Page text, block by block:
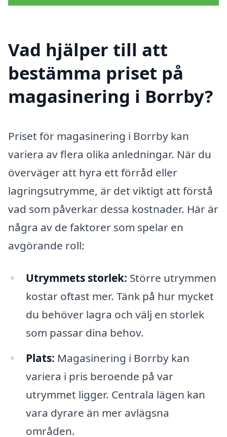
Vad hjälper till att
bestämma priset på
magasinering i Borrby?
Priset för magasinering i Borrby kan
variera av flera olika anledningar. När du
överväger att hyra ett förråd eller
lagringsutrymme, är det viktigt att förstå
vad som påverkar dessa kostnader. Här är
några av de faktorer som spelar en
avgörande roll:
Utrymmets storlek: Större utrymmen
kostar oftast mer. Tänk på hur mycket
du behöver lagra och välj en storlek
som passar dina behov.
Plats: Magasinering i Borrby kan
variera i pris beroende på var
utrymmet ligger. Centrala lägen kan
vara dyrare än mer avlägsna
områden.